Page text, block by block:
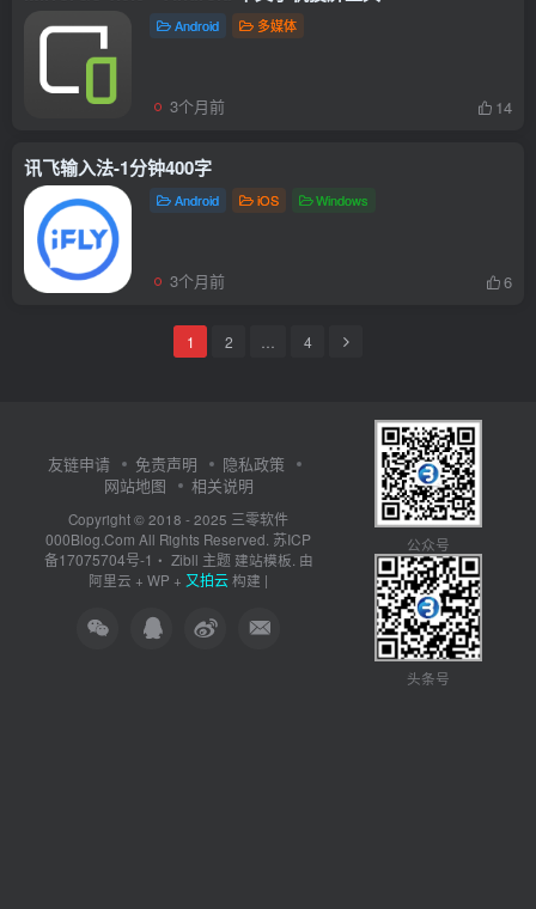
Android 多媒体
3个月前 14
讯飞输入法-1分钟400字
Android iOS Windows
3个月前 6
1 2 4
友链申请 免责声明
隐私政策
网站地图
相关说明
Copyright © 2018 - 2025 三零软件
000Blog.Com All Rights Reserved. 苏ICP
备17075704号-1 ・ Zibll 主题建站模板. 由
阿里云 + WP + 又拍云构建 |
公众号
头条号